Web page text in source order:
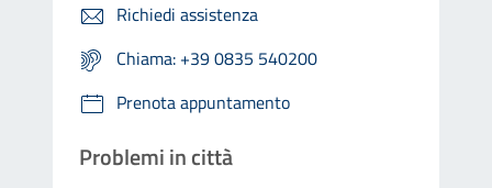
Richiedi assistenza
Chiama: +39 0835 540200
Prenota appuntamento
Problemi in città